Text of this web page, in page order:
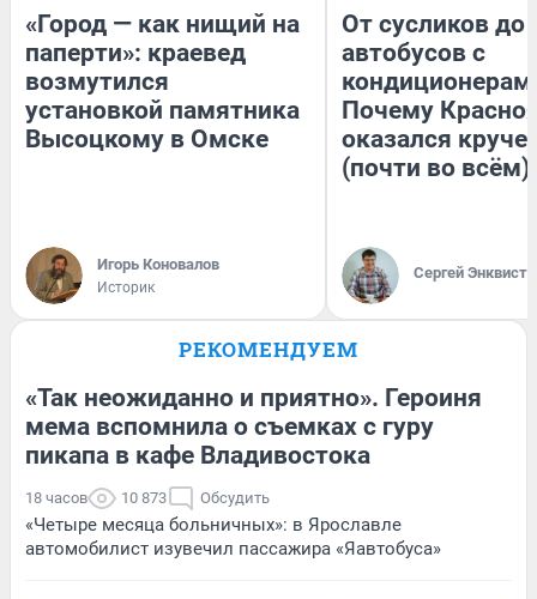
«Город — как нищий на
паперти»: краевед
возмутился
установкой памятника
Высоцкому в Омске
Игорь Коновалов
Историк
От сусликов до
автобусов с
Почему
оказался
(почти во всём)
Сергей Энквист
РЕКОМЕНДУЕМ
«Так неожиданно и приятно». Героиня
мема вспомнила о съемках с гуру
пикапа в кафе Владивостока
18 часов 10 873 Обсудить
«Четыре месяца больничных»: в Ярославле
автомобилист изувечил пассажира «Яавтобуса»